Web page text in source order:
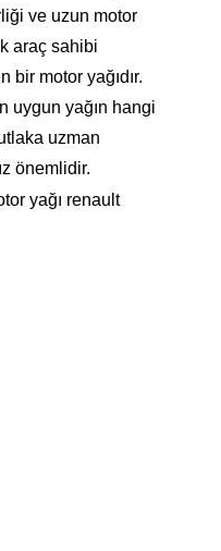
ve uzun motor
araç sahibi
bir motor yağıdır.
uygun yağın hangi
uzman
önemlidir.